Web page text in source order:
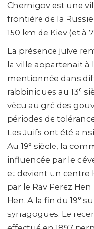
Chernigov est une
frontière de la
150 km de Kiev (et à
La présence juive
la ville appartenait à
mentionnée dans
rabbiniques au 13°
vécu au gré des
périodes de
Les Juifs ont été
Au 19° siècle, la
influencée par le
et devient un centre
par le Rav Perez
Hen. A la fin du 19°
synagogues. Le